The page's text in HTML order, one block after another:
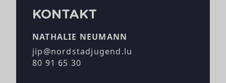
KONTAKT
NATHALIE NEUMANN
jip@nordstadjugend.lu
80 91 65 30